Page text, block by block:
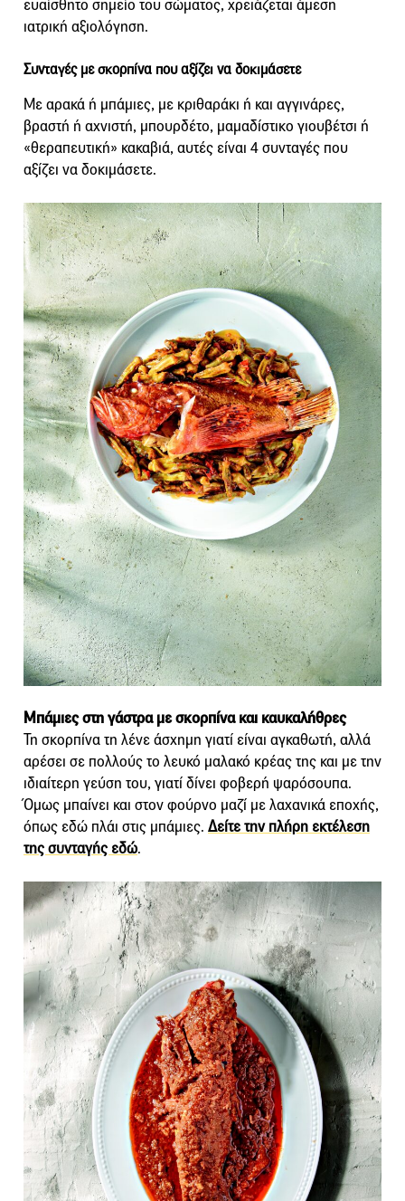
ευαίσθητο σημείο του σώματος, χρειάζεται άμεση
ιατρική αξιολόγηση.
Συνταγές με σκορπίνα που αξίζει να δοκιμάσετε
Με αρακά ή μπάμιες, με κριθαράκι ή και αγγινάρες,
βραστή ή αχνιστή, μπουρδέτο, μαμαδίστικο γιουβέτσι ή
«θεραπευτική» κακαβιά, αυτές είναι 4 συνταγές που
αξίζει να δοκιμάσετε.
Μπάμιες στη γάστρα με σκορπίνα και καυκαλήθρες
Τη σκορπίνα τη λένε άσχημη γιατί είναι αγκαθωτή, αλλά
αρέσει σε πολλούς το λευκό μαλακό κρέας της και με την
ιδιαίτερη γεύση του, γιατί δίνει φοβερή ψαρόσουπα.
Όμως μπαίνει και στον φούρνο μαζί με λαχανικά εποχής,
όπως εδώ πλάι στις μπάμιες. Δείτε την πλήρη εκτέλεση
της συνταγής εδώ.